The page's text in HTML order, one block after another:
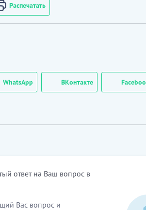
Распечатать
WhatsApp ВКонтакте
ответ на Ваш вопрос в
Вас вопрос и